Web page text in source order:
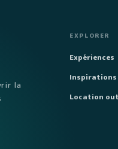
la
EXPLORER
Expériences
Inspirations
Location